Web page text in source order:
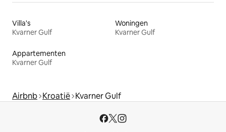
Villa's
Kvarner Gulf
Woningen
Kvarner Gulf
Appartementen
Kvarner Gulf
Airbnb Kroatië Kvarner Gulf